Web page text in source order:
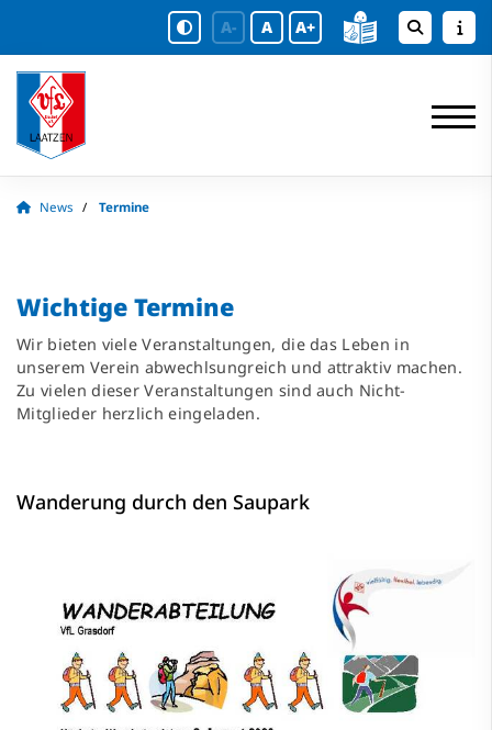
A- A A+
News Termine
Wichtige Termine
Wir bieten viele Veranstaltungen, die das Leben in
unserem Verein abwechlsungreich und attraktiv machen.
Zu vielen dieser Veranstaltungen sind auch Nicht-
Mitglieder herzlich eingeladen.
Wanderung durch den Saupark